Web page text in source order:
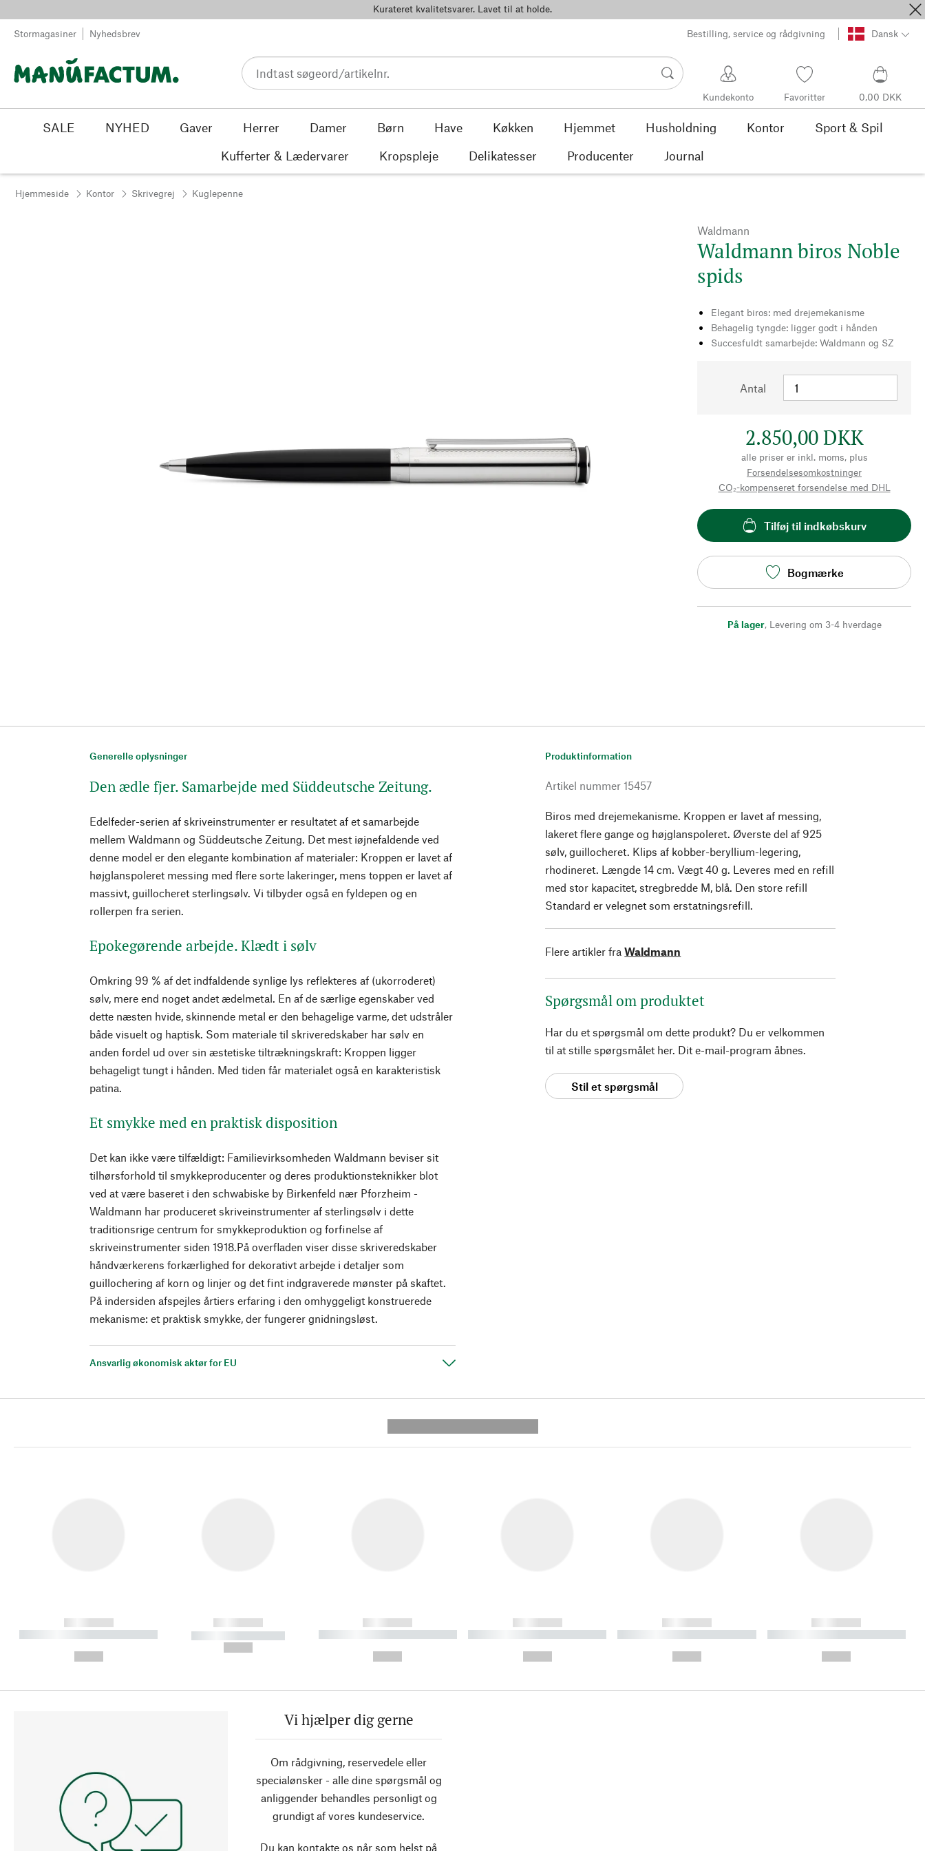
Kurateret kvalitetsvarer. Lavet til at holde.
Stormagasiner Nyhedsbrev Bestilling, service og rådgivning Dansk
Kundekonto Favoritter 0,00 DKK
SALE NYHED Gaver Herrer Damer Børn Have Køkken Hjemmet Husholdning Kontor
Sport & Spil
Kufferter & Lædervarer
Kropspleje Delikatesser Producenter Journal
Hjemmeside Kontor Skrivegrej Kuglepenne
Waldmann
Waldmann biros Noble
spids
Elegant biros: med drejemekanisme
Behagelig tyngde: ligger godt i hånden
Succesfuldt samarbejde: Waldmann og SZ
Antal
2.850,00 DKK
alle priser er inkl. moms, plus
Forsendelsesomkostninger
CO₂-kompenseret forsendelse med DHL
Tilføj til indkøbskurv
Bogmærke
På lager, Levering om 3-4 hverdage
Generelle oplysninger
Den ædle fjer. Samarbejde med Süddeutsche Zeitung.
Edelfeder-serien af skriveinstrumenter er resultatet af et samarbejde
mellem Waldmann og Süddeutsche Zeitung. Det mest iøjnefaldende ved
denne model er den elegante kombination af materialer: Kroppen er lavet af
højglanspoleret messing med flere sorte lakeringer, mens toppen er lavet af
massivt, guillocheret sterlingsølv. Vi tilbyder også en fyldepen og en
rollerpen fra serien.
Epokegørende arbejde. Klædt i sølv
Omkring 99 % af det indfaldende synlige lys reflekteres af (ukorroderet)
sølv, mere end noget andet ædelmetal. En af de særlige egenskaber ved
dette næsten hvide, skinnende metal er den behagelige varme, det udstråler
både visuelt og haptisk. Som materiale til skriveredskaber har sølv en
anden fordel ud over sin æstetiske tiltrækningskraft: Kroppen ligger
behageligt tungt i hånden. Med tiden får materialet også en karakteristisk
patina.
Et smykke med en praktisk disposition
Det kan ikke være tilfældigt: Familievirksomheden Waldmann beviser sit
tilhørsforhold til smykkeproducenter og deres produktionsteknikker blot
ved at være baseret i den schwabiske by Birkenfeld nær Pforzheim -
Waldmann har produceret skriveinstrumenter af sterlingsølv i dette
traditionsrige centrum for smykkeproduktion og forfinelse af
skriveinstrumenter siden 1918.På overfladen viser disse skriveredskaber
håndværkerens forkærlighed for dekorativt arbejde i detaljer som
guillochering af korn og linjer og det fint indgraverede mønster på skaftet.
På indersiden afspejles årtiers erfaring i den omhyggeligt konstruerede
mekanisme: et praktisk smykke, der fungerer gnidningsløst.
Ansvarlig økonomisk aktør for EU
Produktinformation
Artikel nummer 15457
Biros med drejemekanisme. Kroppen er lavet af messing,
lakeret flere gange og højglanspoleret. Øverste del af 925
sølv, guillocheret. Klips af kobber-beryllium-legering,
rhodineret. Længde 14 cm. Vægt 40 g. Leveres med en refill
med stor kapacitet, stregbredde M, blå. Den store refill
Standard er velegnet som erstatningsrefill.
Flere artikler fra Waldmann
Spørgsmål om produktet
Har du et spørgsmål om dette produkt? Du er velkommen
til at stille spørgsmålet her. Dit e-mail-program åbnes.
Stil et spørgsmål
------------
----------- ----------- ----------
------------
----------- -----------
------------
----------- ----------- ----------
------------
----------- ----------- ----------
------------
----------- ----------- ----------
------------
----------- ----------- ----------
Vi hjælper dig gerne
Om rådgivning, reservedele eller
specialønsker - alle dine spørgsmål og
anliggender behandles personligt og
grundigt af vores kundeservice.
Du kan kontakte os når som helst på